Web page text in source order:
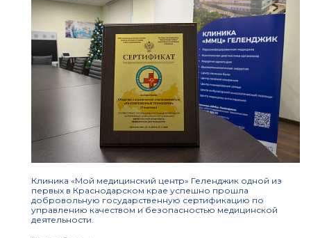
Клиника «Мой медицинский центр» Геленджик одной из
первых в Краснодарском крае успешно прошла
добровольную государственную сертификацию по
управлению качеством и безопасностью медицинской
деятельности.